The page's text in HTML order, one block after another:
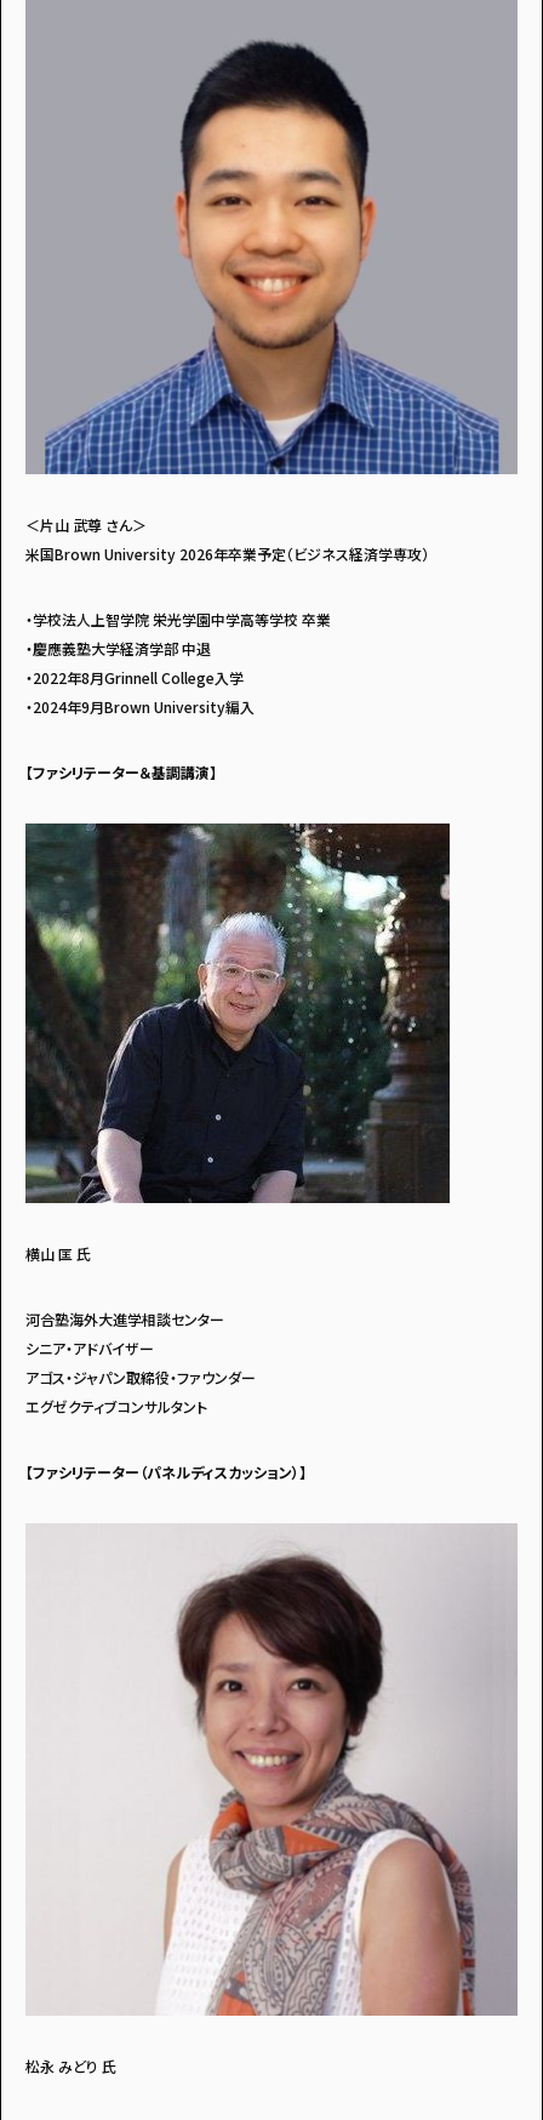
＜片山 武尊 さん＞
米国Brown University 2026年卒業予定（ビジネス経済学専攻）
・学校法人上智学院 栄光学園中学高等学校 卒業
・慶應義塾大学経済学部 中退
・2022年8月Grinnell College入学
・2024年9月Brown University編入
【ファシリテーター＆基調講演】
横山 匡 氏
河合塾海外大進学相談センター
シニア・アドバイザー
アゴス・ジャパン取締役・ファウンダー
エグゼクティブコンサルタント
【ファシリテーター（パネルディスカッション）】
松永 みどり 氏